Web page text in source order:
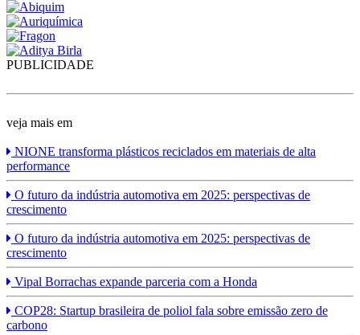
PUBLICIDADE
veja mais em
NIONE transforma plásticos reciclados em materiais de alta
performance
O futuro da indústria automotiva em 2025: perspectivas de
crescimento
O futuro da indústria automotiva em 2025: perspectivas de
crescimento
Vipal Borrachas expande parceria com a Honda
COP28: Startup brasileira de poliol fala sobre emissão zero de
carbono